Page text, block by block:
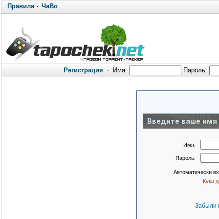
Правила· ЧаВо
Регистрация · Имя: Пароль:
Введите ваше имя
Имя:
Пароль:
Автоматически
Куки
Забыли